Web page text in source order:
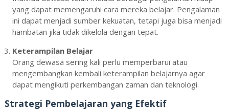
yang dapat memengaruhi cara mereka belajar. Pengalaman
ini dapat menjadi sumber kekuatan, tetapi juga bisa menjadi
hambatan jika tidak dikelola dengan tepat.
Keterampilan Belajar
Orang dewasa sering kali perlu memperbarui atau
mengembangkan kembali keterampilan belajarnya agar
dapat mengikuti perkembangan zaman dan teknologi.
Strategi Pembelajaran yang Efektif